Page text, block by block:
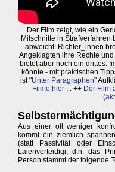
Der Film zeigt, wie ein
Mitschnitte in
abweicht: Richter_innen
Angeklagten ihre Rechte
bietet aber noch ein drittes:
könnte - mit praktischen
ist "Unter Paragraphen"
Filme hier ... ++ Der Film
Aus einer oft weniger
kommt ein ziemlich
(statt Passivität oder
Laienverteidigi, d.h. das
Person stammt der folgende